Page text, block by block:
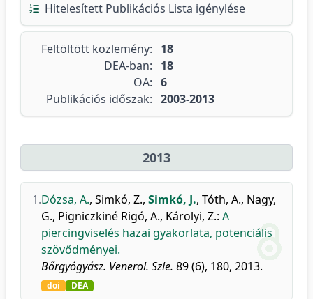
Hitelesített Publikációs Lista igénylése
Feltöltött közlemény:
18
DEA-ban:
18
OA: 6
Publikációs időszak: 2003-2013
2013
1.Dózsa, A., Simkó, Z., Simkó, J., Tóth, A., Nagy,
G., Pigniczkiné Rigó, A., Károlyi, Z.: A
piercingviselés hazai gyakorlata, potenciális
szövődményei.
Bőrgyógyász. Venerol. Szle. 89 (6), 180, 2013.
doi DEA